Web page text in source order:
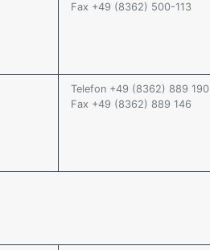
Fax +49 (8362) 500-113
Telefon +49 (8362) 889 190
Fax +49 (8362) 889 146